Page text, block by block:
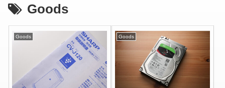
Goods
Goods Goods